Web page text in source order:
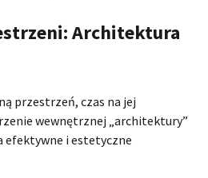
Architektura
przestrzeń, czas na jej
wewnętrznej „architektury”
i estetyczne